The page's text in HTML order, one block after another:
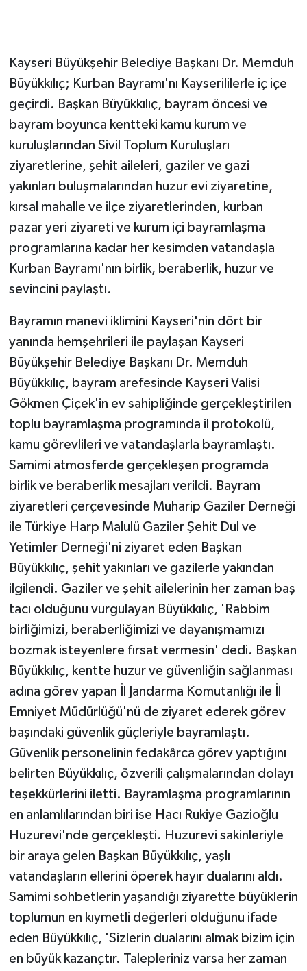
Kayseri Büyükşehir Belediye Başkanı Dr. Memduh
Büyükkılıç; Kurban Bayramı'nı Kayserililerle iç içe
geçirdi. Başkan Büyükkılıç, bayram öncesi ve
bayram boyunca kentteki kamu kurum ve
kuruluşlarından Sivil Toplum Kuruluşları
ziyaretlerine, şehit aileleri, gaziler ve gazi
yakınları buluşmalarından huzur evi ziyaretine,
kırsal mahalle ve ilçe ziyaretlerinden, kurban
pazar yeri ziyareti ve kurum içi bayramlaşma
programlarına kadar her kesimden vatandaşla
Kurban Bayramı'nın birlik, beraberlik, huzur ve
sevincini paylaştı.
Bayramın manevi iklimini Kayseri'nin dört bir
yanında hemşehrileri ile paylaşan Kayseri
Büyükşehir Belediye Başkanı Dr. Memduh
Büyükkılıç, bayram arefesinde Kayseri Valisi
Gökmen Çiçek'in ev sahipliğinde gerçekleştirilen
toplu bayramlaşma programında il protokolü,
kamu görevlileri ve vatandaşlarla bayramlaştı.
Samimi atmosferde gerçekleşen programda
birlik ve beraberlik mesajları verildi. Bayram
ziyaretleri çerçevesinde Muharip Gaziler Derneği
ile Türkiye Harp Malulü Gaziler Şehit Dul ve
Yetimler Derneği'ni ziyaret eden Başkan
Büyükkılıç, şehit yakınları ve gazilerle yakından
ilgilendi. Gaziler ve şehit ailelerinin her zaman baş
tacı olduğunu vurgulayan Büyükkılıç, 'Rabbim
birliğimizi, beraberliğimizi ve dayanışmamızı
bozmak isteyenlere fırsat vermesin' dedi. Başkan
Büyükkılıç, kentte huzur ve güvenliğin sağlanması
adına görev yapan İl Jandarma Komutanlığı ile İl
Emniyet Müdürlüğü'nü de ziyaret ederek görev
başındaki güvenlik güçleriyle bayramlaştı.
Güvenlik personelinin fedakârca görev yaptığını
belirten Büyükkılıç, özverili çalışmalarından dolayı
teşekkürlerini iletti. Bayramlaşma programlarının
en anlamlılarından biri ise Hacı Rukiye Gazioğlu
Huzurevi'nde gerçekleşti. Huzurevi sakinleriyle
bir araya gelen Başkan Büyükkılıç, yaşlı
vatandaşların ellerini öperek hayır dualarını aldı.
Samimi sohbetlerin yaşandığı ziyarette büyüklerin
toplumun en kıymetli değerleri olduğunu ifade
eden Büyükkılıç, 'Sizlerin dualarını almak bizim için
en büyük kazançtır. Talepleriniz varsa her zaman
İNSAN
Jandarma
Kadın
KÜLTÜR SANAT
MAGAZİN
Otomobil
POLİTİKA
Sağlık
SİYASET
SPOR HABERLERİ
TEKNOLOJİ
Turizm
ÜLKE GÜNDEMİ
YAŞAM
YEREL